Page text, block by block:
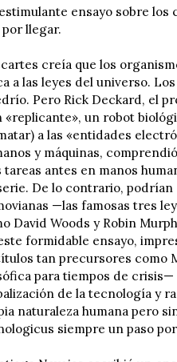
ensayo sobre los
por llegar.
creía que los
a las leyes del universo.
Pero Rick Deckard, el
«replicante», un robot
a las «entidades
y máquinas,
tareas antes en manos
De lo contrario, podrían
—las famosas tres
David Woods y Robin
formidable ensayo,
tan precursores como
para tiempos de crisis—
de la tecnología y
naturaleza humana pero
siempre un paso